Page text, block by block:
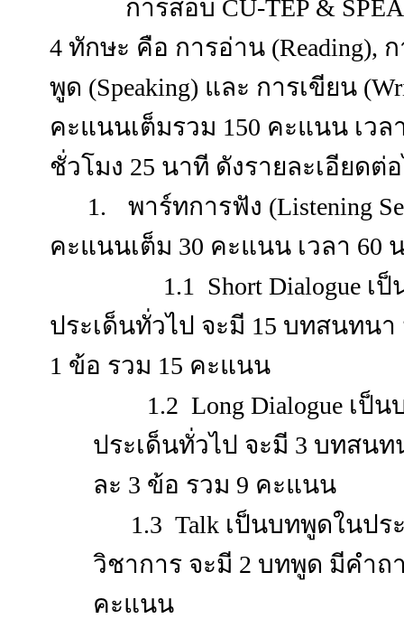
การสอบ CU-TEP &
4 ทักษะ คือ การอ่าน (Reading),
พูด (Speaking) และ การเขียน
คะแนนเต็มรวม 150 คะแนน เว
ชั่วโมง 25 นาที ดังรายละเอียดต่
1.
พาร์ทการฟัง (Listening
คะแนนเต็ม 30 คะแนน เวลา 60
1.1 Short Dialogue เป็น
ประเด็นทั่วไป จะมี 15 บทสนทน
1 ข้อ รวม 15 คะแนน
1.2 Long Dialogue เป็
ประเด็นทั่วไป จะมี 3 บทสน
ละ 3 ข้อ รวม 9 คะแนน
1.3 Talk เป็นบทพูดในป
วิชาการ จะมี 2 บทพูด มีคำถ
คะแนน